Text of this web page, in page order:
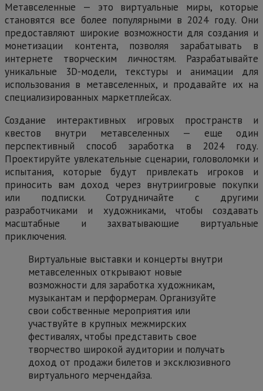
Метавселенные — это виртуальные миры, которые
становятся все более популярными в 2024 году. Они
предоставляют широкие возможности для создания и
монетизации контента, позволяя зарабатывать в
интернете творческим личностям. Разрабатывайте
уникальные 3D-модели, текстуры и анимации для
использования в метавселенных, и продавайте их на
специализированных маркетплейсах.
Создание интерактивных игровых пространств и
квестов внутри метавселенных — еще один
перспективный способ заработка в 2024 году.
Проектируйте увлекательные сценарии, головоломки и
испытания, которые будут привлекать игроков и
приносить вам доход через внутриигровые покупки
или подписки. Сотрудничайте с другими
разработчиками и художниками, чтобы создавать
масштабные и захватывающие виртуальные
приключения.
Виртуальные выставки и концерты внутри
метавселенных открывают новые
возможности для заработка художникам,
музыкантам и перформерам. Организуйте
свои собственные мероприятия или
участвуйте в крупных межмирских
фестивалях, чтобы представить свое
творчество широкой аудитории и получать
доход от продажи билетов и эксклюзивного
виртуального мерчендайза.